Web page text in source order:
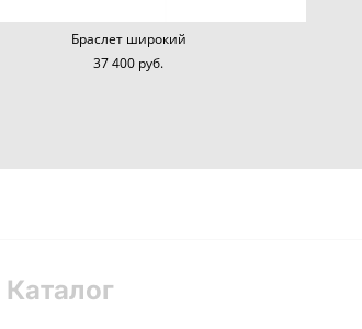
Браслет широкий
37 400 pуб.
Каталог